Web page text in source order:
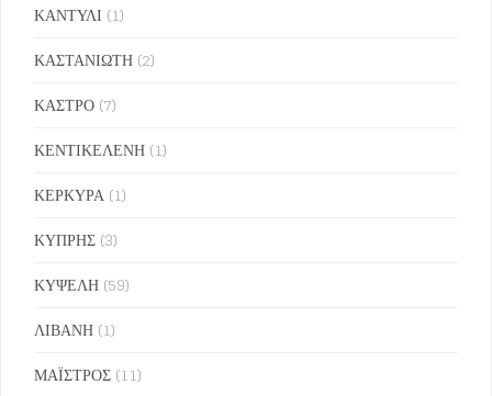
ΚΑΝΤΥΛΙ (1)
ΚΑΣΤΑΝΙΩΤΗ (2)
ΚΑΣΤΡΟ (7)
ΚΕΝΤΙΚΕΛΕΝΗ (1)
ΚΕΡΚΥΡΑ (1)
ΚΥΠΡΗΣ (3)
ΚΥΨΕΛΗ (59)
ΛΙΒΑΝΗ (1)
ΜΑΪΣΤΡΟΣ (11)